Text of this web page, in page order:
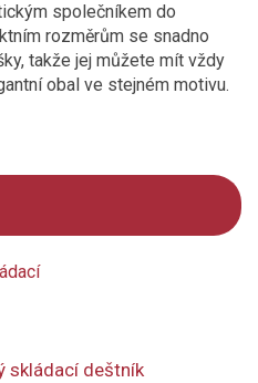
společníkem do
rozměrům se snadno
takže jej můžete mít vždy
obal ve stejném motivu.
skládací deštník